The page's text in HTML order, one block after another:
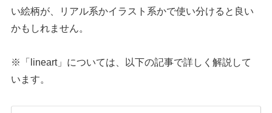
い絵柄が、リアル系かイラスト系かで使い分けると良い
かもしれません。
※「lineart」については、以下の記事で詳しく解説して
います。